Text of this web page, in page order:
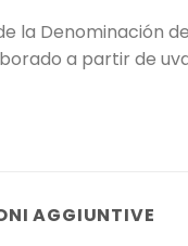
la Denominación
a partir de
AGGIUNTIVE